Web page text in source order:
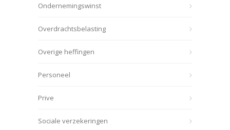
Ondernemingswinst
Overdrachtsbelasting
Overige heffingen
Personeel
Prive
Sociale verzekeringen